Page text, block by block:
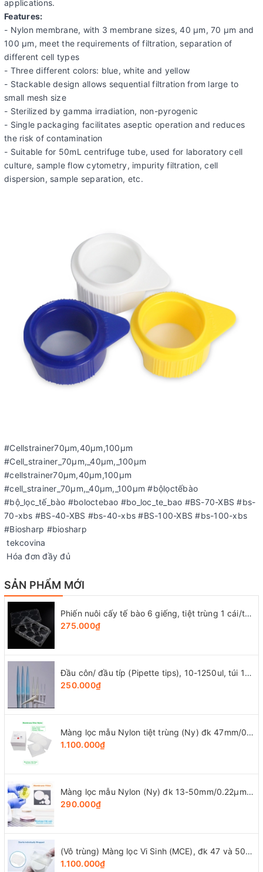
applications.
Features:
- Nylon membrane, with 3 membrane sizes, 40 µm, 70 µm and
100 µm, meet the requirements of filtration, separation of
different cell types
- Three different colors: blue, white and yellow
- Stackable design allows sequential filtration from large to
small mesh size
- Sterilized by gamma irradiation, non-pyrogenic
- Single packaging facilitates aseptic operation and reduces
the risk of contamination
- Suitable for 50mL centrifuge tube, used for laboratory cell
culture, sample flow cytometry, impurity filtration, cell
dispersion, sample separation, etc.
#Cellstrainer70µm,40µm,100µm
#Cell_strainer_70µm,_40µm,_100µm
#cellstrainer70µm,40µm,100µm
#cell_strainer_70µm,_40µm,_100µm #bộlọctếbào
#bộ_lọc_tế_bào #boloctebao #bo_loc_te_bao #BS-70-XBS #bs-
70-xbs #BS-40-XBS #bs-40-xbs #BS-100-XBS #bs-100-xbs
#Biosharp #biosharp
tekcovina
Hóa đơn đầy đủ
SẢN PHẨM MỚI
Phiến nuôi cấy tế bào 6 giếng, tiệt trùng 1 cái/túi (Cell Culture Plates), mã 07-6006, Biologix-USA
275.000₫
Đầu côn/ đầu típ (Pipette tips), 10-1250ul, túi 1000 cái, hãng LabSelect
250.000₫
Màng lọc mẫu Nylon tiệt trùng (Ny) đk 47mm/0.22µm-0.45µm, 4x25 chiếc/hộp, hãng Biosharp
1.100.000₫
Màng lọc mẫu Nylon (Ny) đk 13-50mm/0.22µm-0.45µm, 4x25 chiếc/hộp, hãng Biosharp
290.000₫
(Vô trùng) Màng lọc Vi Sinh (MCE), đk 47 và 50mm/0.8μm-0.22µm-0.45μm, 100 chiếc/hộp, Biosharp
1.100.000₫